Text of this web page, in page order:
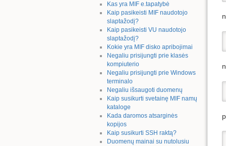
Kas yra MIF e.tapatybė
Kaip pasikeisti MIF naudotojo
slaptažodį?
Kaip pasikeisti VU naudotojo
slaptažodį?
Kokie yra MIF disko apribojimai
Negaliu prisijungti prie klasės
kompiuterio
Negaliu prisijungti prie Windows
terminalo
Negaliu išsaugoti duomenų
Kaip susikurti svetainę MIF namų
kataloge
Kada daromos atsarginės
kopijos
Kaip susikurti SSH raktą?
Duomenų mainai su nutolusiu